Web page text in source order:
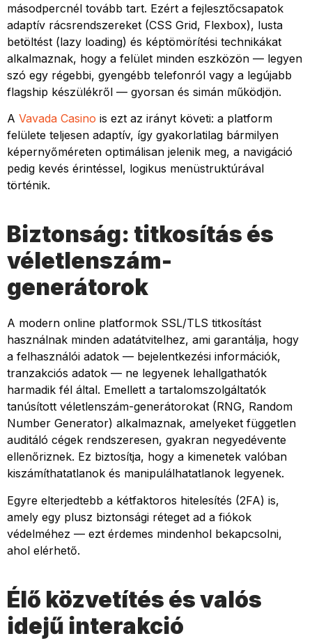
másodpercnél tovább tart. Ezért a fejlesztőcsapatok
adaptív rácsrendszereket (CSS Grid, Flexbox), lusta
betöltést (lazy loading) és képtömörítési technikákat
alkalmaznak, hogy a felület minden eszközön — legyen
szó egy régebbi, gyengébb telefonról vagy a legújabb
flagship készülékről — gyorsan és simán működjön.
A Vavada Casino is ezt az irányt követi: a platform
felülete teljesen adaptív, így gyakorlatilag bármilyen
képernyőméreten optimálisan jelenik meg, a navigáció
pedig kevés érintéssel, logikus menüstruktúrával
történik.
Biztonság: titkosítás és
véletlenszám-
generátorok
A modern online platformok SSL/TLS titkosítást
használnak minden adatátvitelhez, ami garantálja, hogy
a felhasználói adatok — bejelentkezési információk,
tranzakciós adatok — ne legyenek lehallgathatók
harmadik fél által. Emellett a tartalomszolgáltatók
tanúsított véletlenszám-generátorokat (RNG, Random
Number Generator) alkalmaznak, amelyeket független
auditáló cégek rendszeresen, gyakran negyedévente
ellenőriznek. Ez biztosítja, hogy a kimenetek valóban
kiszámíthatatlanok és manipulálhatatlanok legyenek.
Egyre elterjedtebb a kétfaktoros hitelesítés (2FA) is,
amely egy plusz biztonsági réteget ad a fiókok
védelméhez — ezt érdemes mindenhol bekapcsolni,
ahol elérhető.
Élő közvetítés és valós
idejű interakció